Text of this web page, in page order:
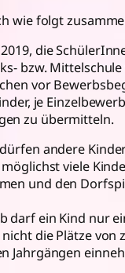
wie folgt
die
bzw.
vor
je
zu übermitteln.
andere
viele
und den
darf ein Kind nur
die Plätze von
Jahrgängen